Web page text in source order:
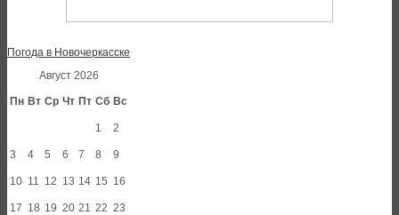
Погода в Новочеркасске
Август 2026
Пн Вт Ср Чт Пт Сб Вс
1 2
3 4 5 6 7 8 9
10 11 12 13 14 15 16
17 18 19 20 21 22 23